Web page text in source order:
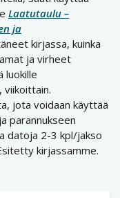
Laatutaulu –
ja
kirjassa, kuinka
ja virheet
luokille
jota voidaan käyttää
parannukseen
datoja 2-3 kpl/jakso
kirjassamme.